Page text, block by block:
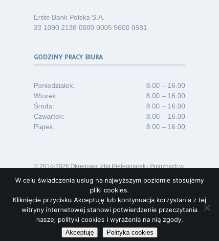
Erste Bank Polska S.A.
33 1090 2138 0000 0005 5600 0581
GODZINY PRACY BIURA
Poniedziałek:
8.00 – 16.00
Wtorek:
8.00 – 16.00
Środa:
8.00 – 16.00
Czwartek:
8.00 – 16.00
Piątek:
8.00 – 16.00
© 2014-2026 Okręgowa Izba Pielęgniarek i Położnych w
Projekt i realizacja:Lideon.pl
W celu świadczenia usług na najwyższym poziomie stosujemy
pliki cookies.
Kliknięcie przycisku Akceptuję lub kontynuacja korzystania z tej
witryny internetowej stanowi potwierdzenie przeczytania
naszej polityki cookies i wyrażenia na nią zgody.
Akceptuję Polityka cookies